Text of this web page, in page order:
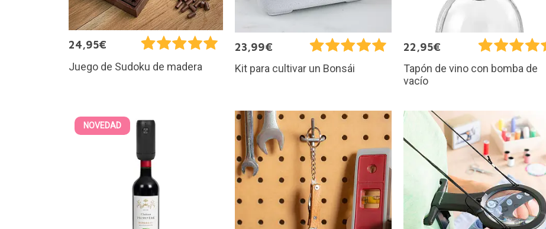
24,95€
Juego de Sudoku de madera
23,99€
Kit para cultivar un Bonsái
22,95€
Tapón de vino con bomba de
vacío
NOVEDAD